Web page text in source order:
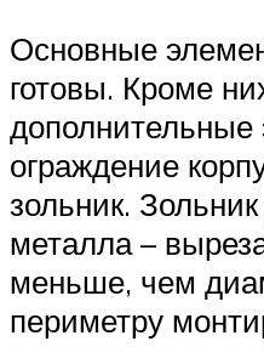
Основные
готовы. Кроме
ограждение
зольник.
металла –
меньше, чем
периметру